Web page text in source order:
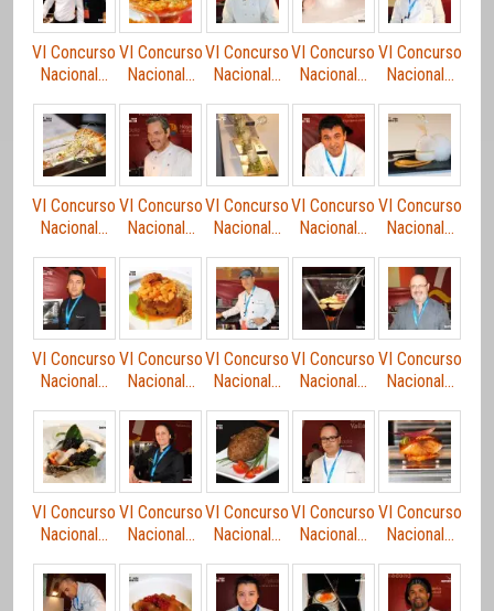
VI Concurso
Nacional…
VI Concurso
Nacional…
VI Concurso
Nacional…
VI Concurso
Nacional…
VI Concurso
Nacional…
VI Concurso
Nacional…
VI Concurso
Nacional…
VI Concurso
Nacional…
VI Concurso
Nacional…
VI Concurso
Nacional…
VI Concurso
Nacional…
VI Concurso
Nacional…
VI Concurso
Nacional…
VI Concurso
Nacional…
VI Concurso
Nacional…
VI Concurso
Nacional…
VI Concurso
Nacional…
VI Concurso
Nacional…
VI Concurso
Nacional…
VI Concurso
Nacional…